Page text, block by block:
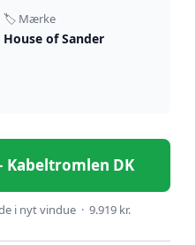
🏷️ Mærke
House of Sander
Kabeltromlen DK
i nyt vindue · 9.919 kr.